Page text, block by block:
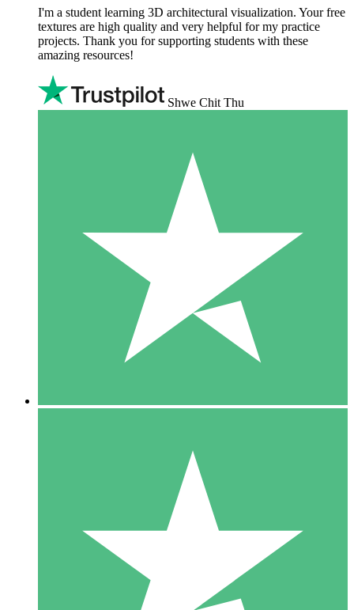
I'm a student learning 3D architectural visualization. Your free
textures are high quality and very helpful for my practice
projects. Thank you for supporting students with these
amazing resources!
Shwe Chit Thu